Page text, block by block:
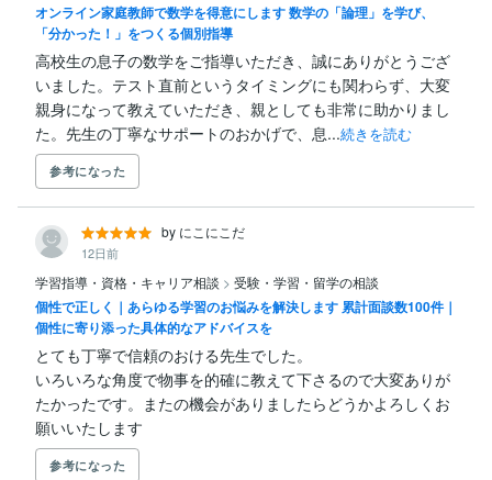
オンライン家庭教師で数学を得意にします 数学の「論理」を学び、
「分かった！」をつくる個別指導
高校生の息子の数学をご指導いただき、誠にありがとうござ
いました。テスト直前というタイミングにも関わらず、大変
親身になって教えていただき、親としても非常に助かりまし
た。先生の丁寧なサポートのおかげで、息...続きを読む
参考になった
by にこにこだ
12日前
学習指導・資格・キャリア相談 > 受験・学習・留学の相談
個性で正しく｜あらゆる学習のお悩みを解決します 累計面談数100件｜
個性に寄り添った具体的なアドバイスを
とても丁寧で信頼のおける先生でした。
いろいろな角度で物事を的確に教えて下さるので大変ありが
たかったです。またの機会がありましたらどうかよろしくお
願いいたします
参考になった